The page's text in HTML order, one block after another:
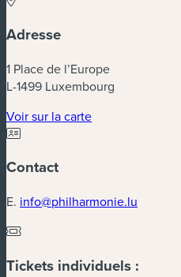
Adresse
1 Place de l’Europe
L-1499 Luxembourg
Voir sur la carte(nouvelle fenêtre)
Contact
E. info@philharmonie.lu
Tickets individuels :